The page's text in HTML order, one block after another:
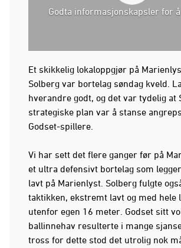
Godta informasjonskapsler for
Et skikkelig lokaloppgjør på
Solberg var bortelag søndag kveld.
hverandre godt, og det var tydelig at
strategiske plan var å stanse
Godset-spillere.
Vi har sett det flere ganger før på
et ultra defensivt bortelag som
lavt på Marienlyst. Solberg fulgte
taktikken, ekstremt lavt og med hele
utenfor egen 16 meter. Godset sitt
ballinnehav resulterte i mange
tross for dette stod det utrolig nok